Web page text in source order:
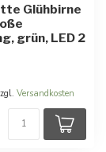
Glühbirne
grün, LED 2
Versandkosten